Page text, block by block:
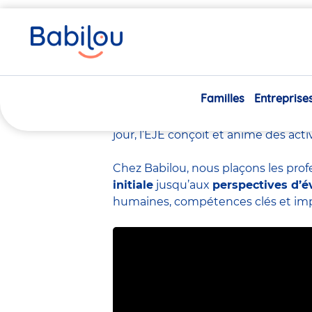
Familles
êtes
ici
L’éducateur de jeunes enfants
jour, l’EJE conçoit et anime des
Chez Babilou, nous plaçons les
initiale jusqu’aux perspectives
humaines, compétences clés et